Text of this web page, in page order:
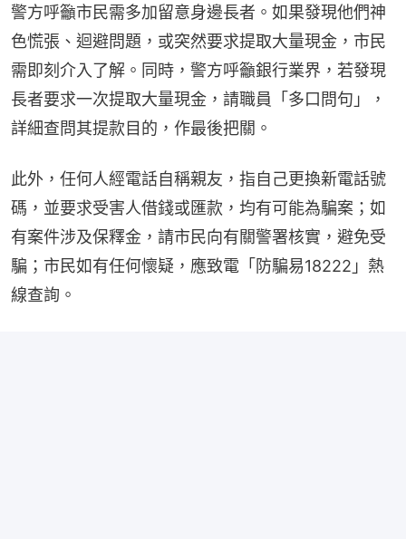
警方呼籲市民需多加留意身邊長者。如果發現他們神
色慌張、迴避問題，或突然要求提取大量現金，市民
需即刻介入了解。同時，警方呼籲銀行業界，若發現
長者要求一次提取大量現金，請職員「多口問句」，
詳細查問其提款目的，作最後把關。
此外，任何人經電話自稱親友，指自己更換新電話號
碼，並要求受害人借錢或匯款，均有可能為騙案；如
有案件涉及保釋金，請市民向有關警署核實，避免受
騙；市民如有任何懷疑，應致電「防騙易18222」熱
線查詢。